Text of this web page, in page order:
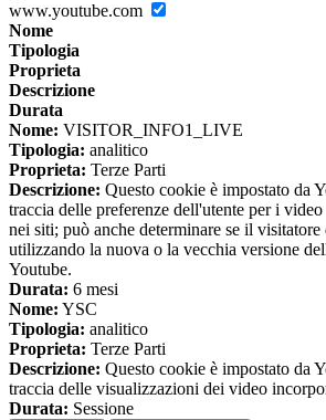
www.youtube.com
Nome
Tipologia
Proprieta
Descrizione
Durata
Nome: VISITOR_INFO1_LIVE
Tipologia: analitico
Proprieta: Terze Parti
Descrizione: Questo cookie è impostato da
traccia delle preferenze dell'utente per i
nei siti; può anche determinare se il visitatore
utilizzando la nuova o la vecchia versione
Youtube.
Durata: 6 mesi
Nome: YSC
Tipologia: analitico
Proprieta: Terze Parti
Descrizione: Questo cookie è impostato da
traccia delle visualizzazioni dei video
Durata: Sessione